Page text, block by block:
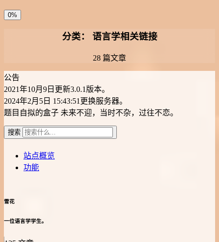
0%
分类： 语言学相关链接
28 篇文章
公告
2021年10月9日更新3.0.1版本。
2024年2月5日 15:43:51更换服务器。
题目自拟的盒子 未来不迎，当时不杂，过往不恋。
搜索
站点概览
功能
雪花
一位语言学学生。